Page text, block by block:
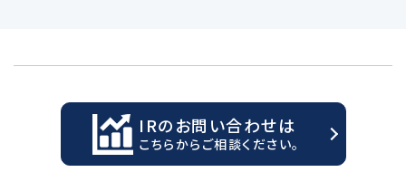
IRのお問い合わせは
こちらからご相談ください。